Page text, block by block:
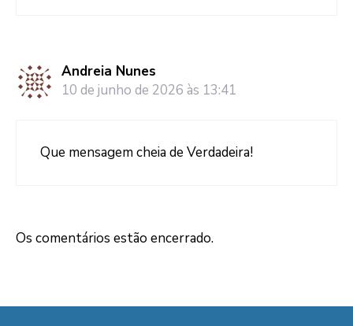
Andreia Nunes
10 de junho de 2026 às 13:41
Que mensagem cheia de Verdadeira!
Os comentários estão encerrado.